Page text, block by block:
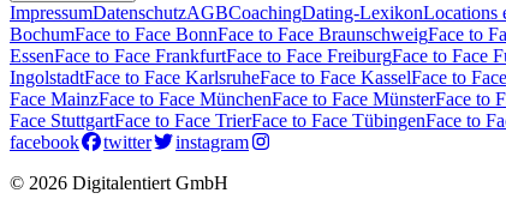
ImpressumDatenschutzAGBCoachingDating-LexikonLocations
BochumFace to Face BonnFace to Face BraunschweigFace to
EssenFace to Face FrankfurtFace to Face FreiburgFace to Face
IngolstadtFace to Face KarlsruheFace to Face KasselFace to
Face MainzFace to Face MünchenFace to Face MünsterFace to
Face StuttgartFace to Face TrierFace to Face TübingenFace to
facebook
twitter
instagram
© 2026 Digitalentiert GmbH